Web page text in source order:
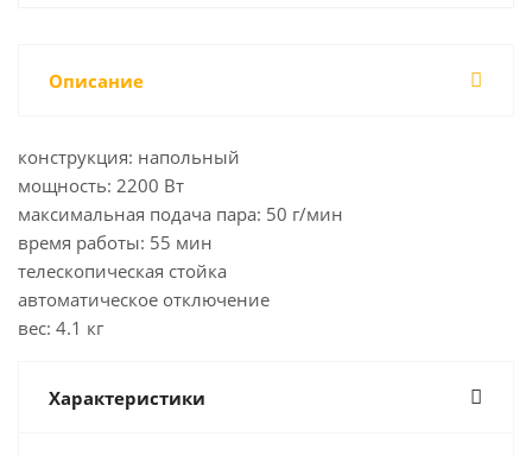
Описание
конструкция: напольный
мощность: 2200 Вт
максимальная подача пара: 50 г/мин
время работы: 55 мин
телескопическая стойка
автоматическое отключение
вес: 4.1 кг
Характеристики